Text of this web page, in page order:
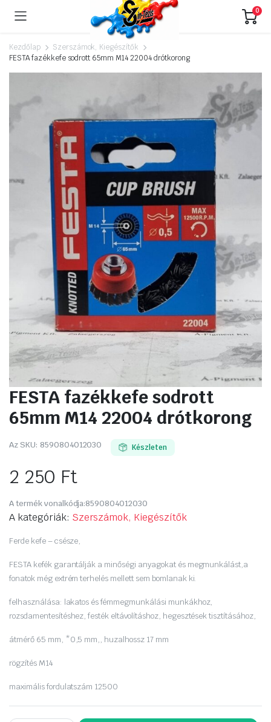
0
Kezdőlap
Szerszámok, Kiegészítők
FESTA fazékkefe sodrott 65mm M14 22004 drótkorong
FESTA fazékkefe sodrott
65mm M14 22004 drótkorong
Az SKU: 8590804012030 Készleten
2 250 Ft
A termék vonalkódja:8590804012030
A kategóriák: Szerszámok, Kiegészítők
Ferde kefe – csésze,
FESTA kefék garantálják a minőségi anyagokat és megmunkálást,a
fonatok még extrém terhelés mellett sem bomlanak ki.
felhasználása: lakatos és fémmegmunkálási munkákhoz,
rozsdamentesítéshez, festék eltávolításhoz, hegesztések tisztításához,
átmérő 65 mm, *0,5 mm,, huzalhossz 17 mm
rögzítés M14
maximális fordulatszám 12500